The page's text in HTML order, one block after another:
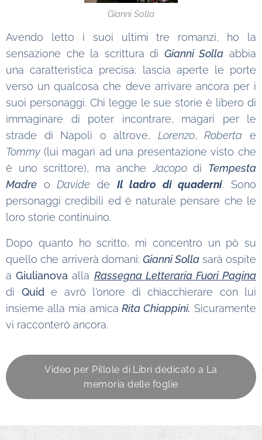
Gianni Solla
Avendo letto i suoi ultimi tre romanzi, ho la
sensazione che la scrittura di Gianni Solla abbia
una caratteristica precisa: lascia aperte le porte
verso un qualcosa che deve arrivare ancora per i
suoi personaggi. Chi legge le sue storie è libero di
immaginare di poter incontrare, magari per le
strade di Napoli o altrove, Lorenzo,Roberta e
Tommy (lui magari ad una presentazione visto che
è uno scrittore), ma ancheJacopodi Tempesta
Madre oDavide de Il ladro di quaderni. Sono
personaggi credibili ed è naturale pensare che le
loro storie continuino.
Dopo quanto ho scritto, mi concentro un pò su
quello che arriverà domani:Gianni Solla sarà ospite
aGiulianovaalla Rassegna Letteraria Fuori Pagina
di Quid e avrò l'onore di chiacchierare con lui
insieme alla mia amicaRita Chiappini. Sicuramente
vi racconterò ancora.
Video per Pillole di Libri dedicato a La
memoria delle foglie